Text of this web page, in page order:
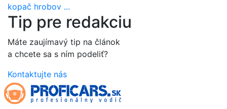
kopač hrobov ...
Tip pre redakciu
Máte zaujímavý tip na článok
a chcete sa s ním podeliť?
Kontaktujte nás